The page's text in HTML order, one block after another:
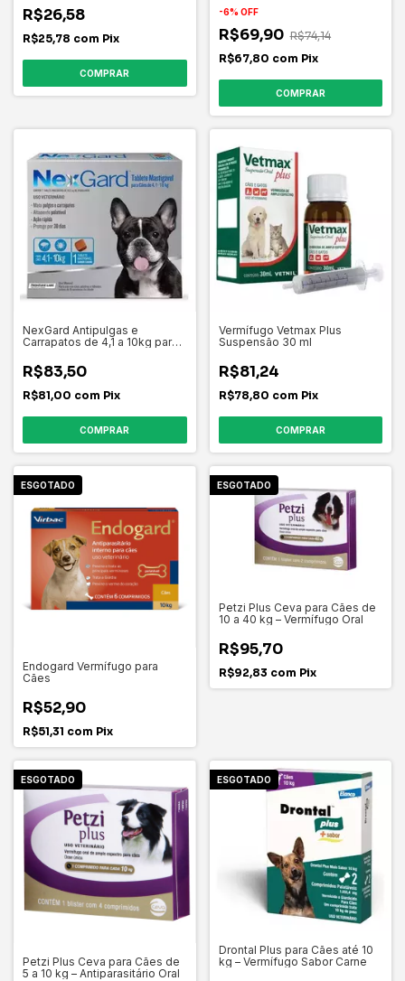
R$26,58
R$25,78 com Pix
-6% OFF
R$69,90 R$74,14
R$67,80 com Pix
NexGard Antipulgas e
Carrapatos de 4,1 a 10kg para
R$83,50
R$81,00 com Pix
Vermífugo Vetmax Plus
Suspensão 30 ml
R$81,24
R$78,80 com Pix
ESGOTADO
Endogard Vermífugo para
Cães
R$52,90
R$51,31 com Pix
ESGOTADO
Petzi Plus Ceva para Cães de
10 a 40 kg – Vermífugo Oral
R$95,70
R$92,83 com Pix
ESGOTADO
Petzi Plus Ceva para Cães de
5 a 10 kg – Antiparasitário Oral
ESGOTADO
Drontal Plus para Cães até 10
kg – Vermífugo Sabor Carne